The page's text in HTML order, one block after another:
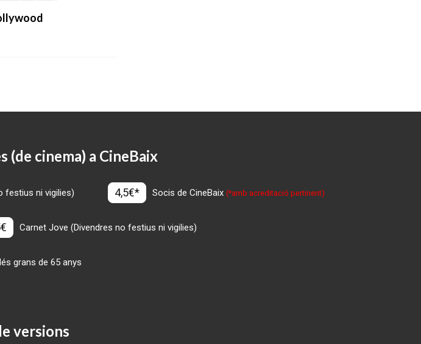
(de cinema) a CineBaix
festius ni vigilies) 4,5€* Socis de CineBaix(*amb acreditació pertinent)
Carnet Jove (Divendres no festius ni vigilies)
grans de 65 anys
versions